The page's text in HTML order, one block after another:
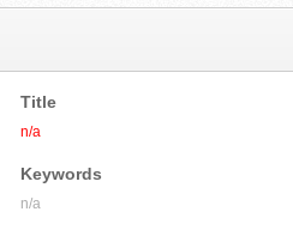
Title
n/a
Keywords
n/a